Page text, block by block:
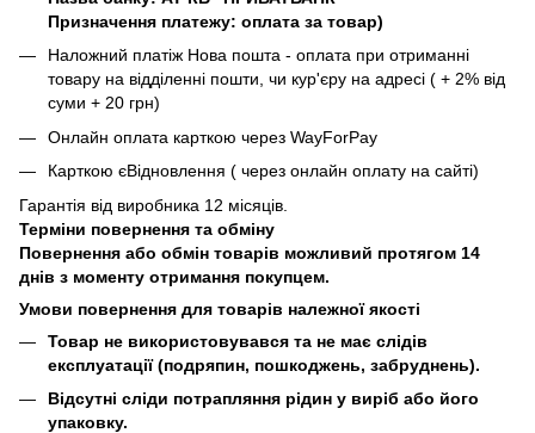
Призначення платежу: оплата за товар)
Наложний платіж Нова пошта - оплата при отриманні
товару на відділенні пошти, чи кур'єру на адресі ( + 2% від
суми + 20 грн)
Онлайн оплата карткою через WayForPay
Карткою єВідновлення ( через онлайн оплату на сайті)
Гарантія від виробника 12 місяців.
Терміни повернення та обміну
Повернення або обмін товарів можливий протягом 14
днів з моменту отримання покупцем.
Умови повернення для товарів належної якості
Товар не використовувався та не має слідів
експлуатації (подряпин, пошкоджень, забруднень).
Відсутні сліди потрапляння рідин у виріб або його
упаковку.